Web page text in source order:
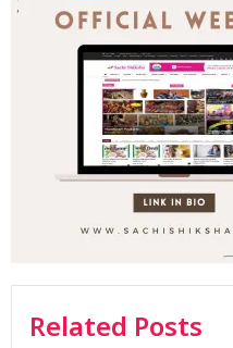
Related Posts